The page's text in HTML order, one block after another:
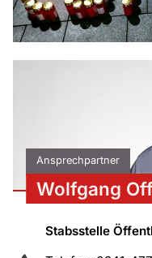
Ansprechpartner
Wolfgang
Stabsstelle